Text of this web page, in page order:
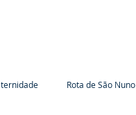
Rota de São Nuno